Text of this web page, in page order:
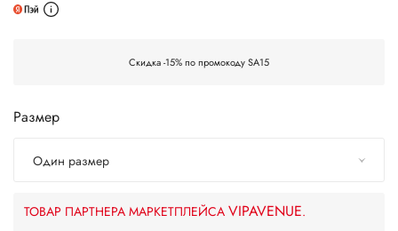
Скидка -15% по промокоду SA15
Размер
Один размер
ТОВАР ПАРТНЕРА МАРКЕТПЛЕЙСА VIPAVENUE.